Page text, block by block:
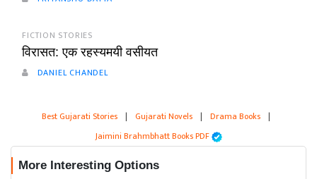
FICTION STORIES
विरासत: एक रहस्यमयी वसीयत
DANIEL CHANDEL
Best Gujarati Stories | Gujarati Novels | Drama Books |
Jaimini Brahmbhatt Books PDF
More Interesting Options